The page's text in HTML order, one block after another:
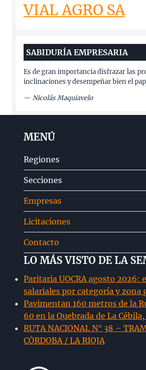
VIAL AGRO SA
SABIDURÍA EMPRESARIA
Es de gran importancia disfrazar las
inclinaciones y desempeñar bien el
— Nicolás Maquiavelo
MENÚ
Regiones
Secciones
Empresas
Licitaciones
Contacto
LO MÁS VISTO DE LA
Paritaria UOCRA agosto 2026:
salariales por categoría y zona
Pavimentan 160 metros de la
60 en la Quebrada de La
RUTA NACIONAL N° 38 –
CÓRDOBA / LA RIOJA